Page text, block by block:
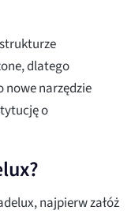
dlatego
narzędzie
o
najpierw załóż